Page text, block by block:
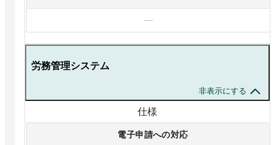
—
労務管理システム
非表示にする
仕様
電子申請への対応